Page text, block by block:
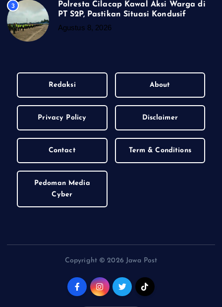
3
Polresta Cilacap Kawal Aksi Warga di
PT S2P, Pastikan Situasi Kondusif
Agustus 8, 2026
Redaksi About
Privacy Policy Disclaimer
Contact Term & Conditions
Pedoman Media
Cyber
Copyright © 2026 Jawa Post